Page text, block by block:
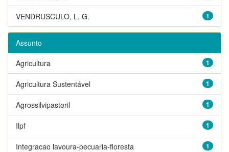
1
VENDRUSCULO, L. G.
Assunto
1
Agricultura
1
Agricultura Sustentável
1
Agrossilvipastoril
1
Ilpf
1
Integracao lavoura-pecuaria-floresta